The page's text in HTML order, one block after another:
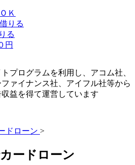
Ｋ
りる
る
円
プログラムを利用し、アコム社、
ァイナンス社、アイフル社等から
益を得て運営しています
ドローン >
ードローン